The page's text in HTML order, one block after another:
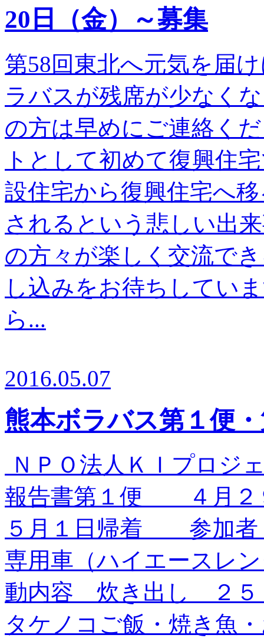
20日（金）～募集
第58回東北へ元気を届
ラバスが残席が少なく
の方は早めにご連絡く
トとして初めて復興住
設住宅から復興住宅へ
されるという悲しい出
の方々が楽しく交流で
し込みをお待ちしてい
ら...
2016.05.07
熊本ボラバス第１便
ＮＰＯ法人ＫＩプロジ
報告書第１便 ４月
５月１日帰着 参加
専用車（ハイエースレ
動内容 炊き出し ２
タケノコご飯・焼き魚